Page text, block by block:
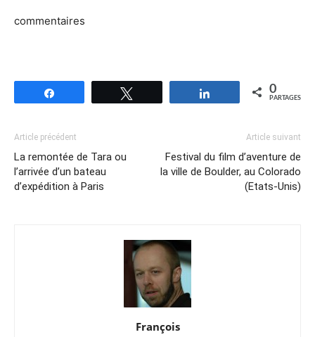
commentaires
Partagez 0
PARTAGES
Article précédent
La remontée de Tara ou
l’arrivée d’un bateau
d’expédition à Paris
Article suivant
Festival du film d’aventure de
la ville de Boulder, au Colorado
(Etats-Unis)
François